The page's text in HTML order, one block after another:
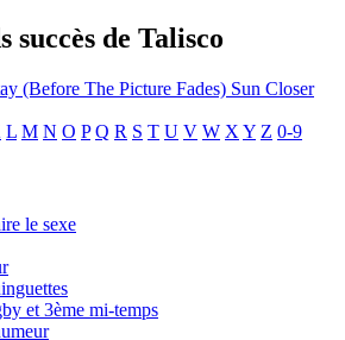
succès de Talisco
(Before The Picture Fades) Sun Closer
L M N O P Q R S T U V W X Y Z 0-9
le sexe
et 3ème mi-temps